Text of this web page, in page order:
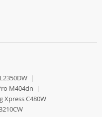
|
M404dn |
Xpress C480W |